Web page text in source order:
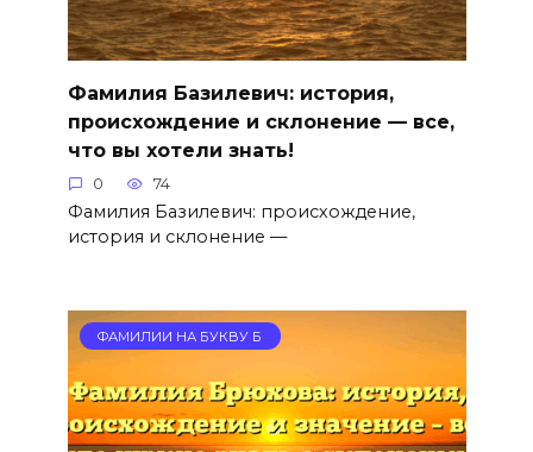
Фамилия Базилевич: история,
происхождение и склонение — все,
что вы хотели знать!
0 74
Фамилия Базилевич: происхождение,
история и склонение —
ФАМИЛИИ НА БУКВУ Б